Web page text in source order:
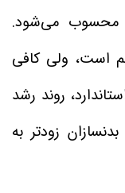
محسوب می‌شود.
است، ولی کافی
روند رشد
زودتر به